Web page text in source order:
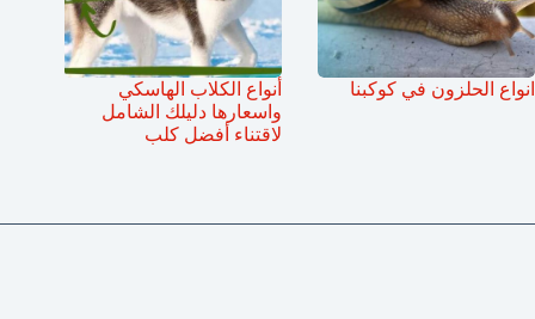
انواع الحلزون في كوكبنا
أنواع الكلاب الهاسكي
واسعارها دليلك الشامل
لاقتناء أفضل كلب